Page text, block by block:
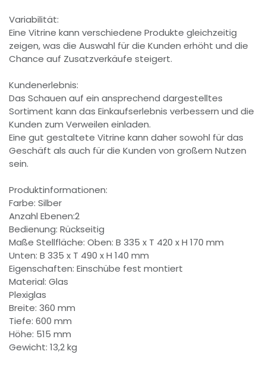
Variabilität:
Eine Vitrine kann verschiedene Produkte gleichzeitig
zeigen, was die Auswahl für die Kunden erhöht und die
Chance auf Zusatzverkäufe steigert.
Kundenerlebnis:
Das Schauen auf ein ansprechend dargestelltes
Sortiment kann das Einkaufserlebnis verbessern und die
Kunden zum Verweilen einladen.
Eine gut gestaltete Vitrine kann daher sowohl für das
Geschäft als auch für die Kunden von großem Nutzen
sein.
Produktinformationen:
Farbe: Silber
Anzahl Ebenen:2
Bedienung: Rückseitig
Maße Stellfläche: Oben: B 335 x T 420 x H 170 mm
Unten: B 335 x T 490 x H 140 mm
Eigenschaften: Einschübe fest montiert
Material: Glas
Plexiglas
Breite: 360 mm
Tiefe: 600 mm
Höhe: 515 mm
Gewicht: 13,2 kg